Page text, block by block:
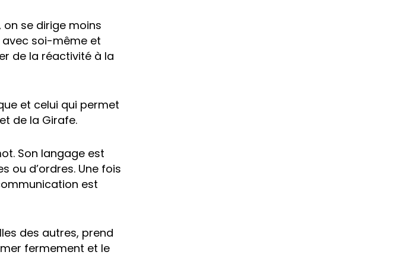
on se dirige moins
avec soi-même et
de la réactivité à la
et celui qui permet
de la Girafe.
Son langage est
ou d’ordres. Une fois
est
des autres, prend
fermement et le